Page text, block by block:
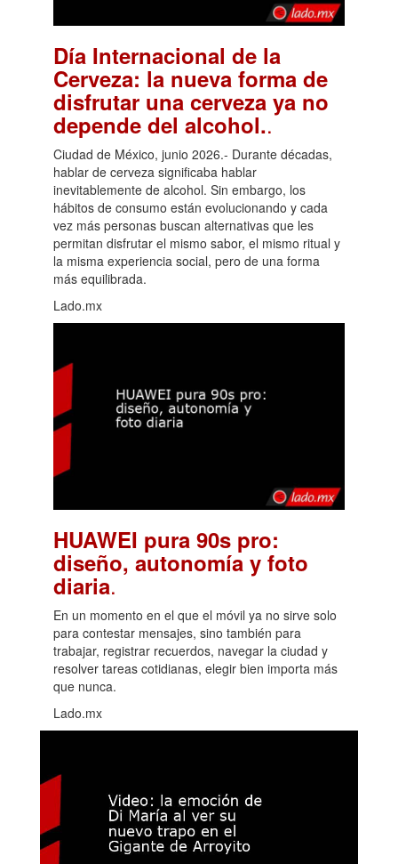
Día Internacional de la
Cerveza: la nueva forma de
disfrutar una cerveza ya no
depende del alcohol..
Ciudad de México, junio 2026.- Durante décadas,
hablar de cerveza significaba hablar
inevitablemente de alcohol. Sin embargo, los
hábitos de consumo están evolucionando y cada
vez más personas buscan alternativas que les
permitan disfrutar el mismo sabor, el mismo ritual y
la misma experiencia social, pero de una forma
más equilibrada.
Lado.mx
HUAWEI pura 90s pro:
diseño, autonomía y foto
diaria.
En un momento en el que el móvil ya no sirve solo
para contestar mensajes, sino también para
trabajar, registrar recuerdos, navegar la ciudad y
resolver tareas cotidianas, elegir bien importa más
que nunca.
Lado.mx